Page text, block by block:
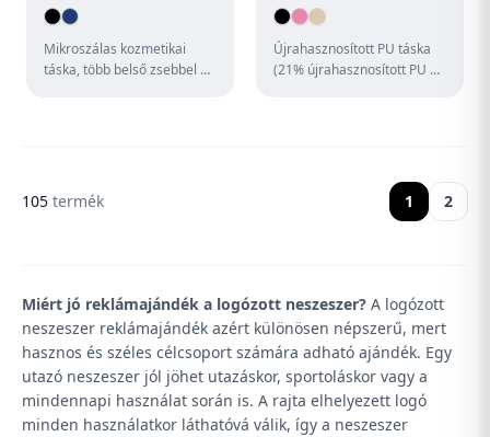
Mikroszálas kozmetikai
táska, több belső zsebbel és
Újrahasznosított PU táska
(21% újrahasznosított PU és
105 termék 1 2
Miért jó reklámajándék a logózott neszeszer? A logózott
neszeszer reklámajándék azért különösen népszerű, mert
hasznos és széles célcsoport számára adható ajándék. Egy
utazó neszeszer jól jöhet utazáskor, sportoláskor vagy a
mindennapi használat során is. A rajta elhelyezett logó
minden használatkor láthatóvá válik, így a neszeszer